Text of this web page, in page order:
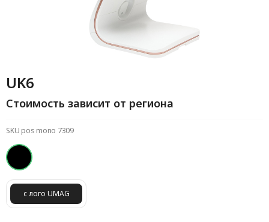
UK6
Стоимость зависит от региона
SKU pos mono 7309
с лого UMAG